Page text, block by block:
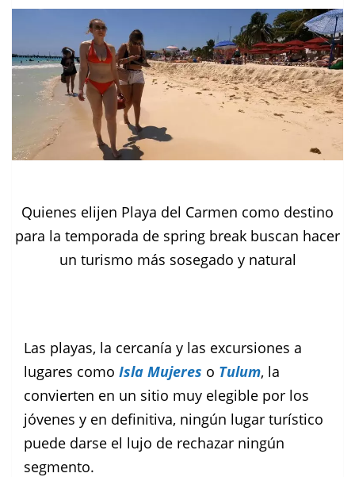
Quienes elijen Playa del Carmen como destino
para la temporada de spring break buscan hacer
un turismo más sosegado y natural
Las playas, la cercanía y las excursiones a
lugares como Isla Mujeres o Tulum, la
convierten en un sitio muy elegible por los
jóvenes y en definitiva, ningún lugar turístico
puede darse el lujo de rechazar ningún
segmento.